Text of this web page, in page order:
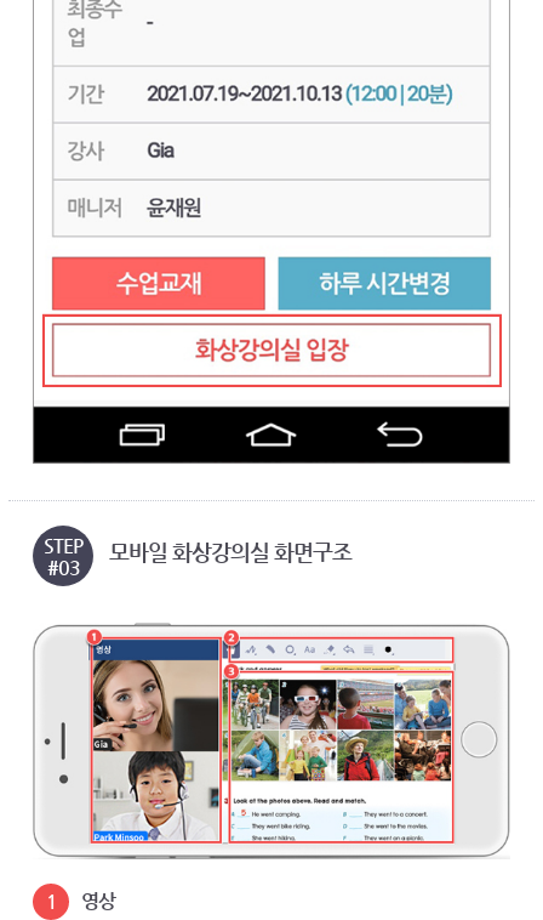
STEP
#03
모바일 화상강의실 화면구조
1 영상